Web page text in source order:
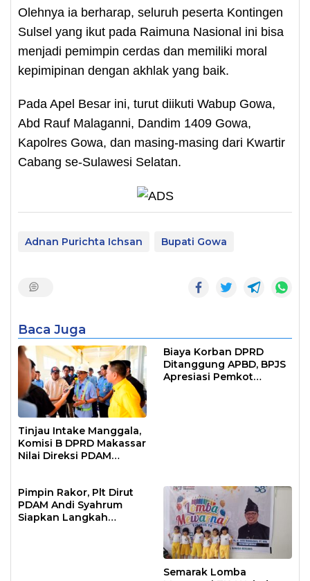
Olehnya ia berharap, seluruh peserta Kontingen
Sulsel yang ikut pada Raimuna Nasional ini bisa
menjadi pemimpin cerdas dan memiliki moral
kepimipinan dengan akhlak yang baik.
Pada Apel Besar ini, turut diikuti Wabup Gowa,
Abd Rauf Malaganni, Dandim 1409 Gowa,
Kapolres Gowa, dan masing-masing dari Kwartir
Cabang se-Sulawesi Selatan.
Adnan Purichta Ichsan Bupati Gowa
Baca Juga
Tinjau Intake Manggala,
Komisi B DPRD Makassar
Nilai Direksi PDAM
Biaya Korban DPRD
Ditanggung APBD, BPJS
Apresiasi Pemkot
Pimpin Rakor, Plt Dirut
PDAM Andi Syahrum
Siapkan Langkah
Semarak Lomba